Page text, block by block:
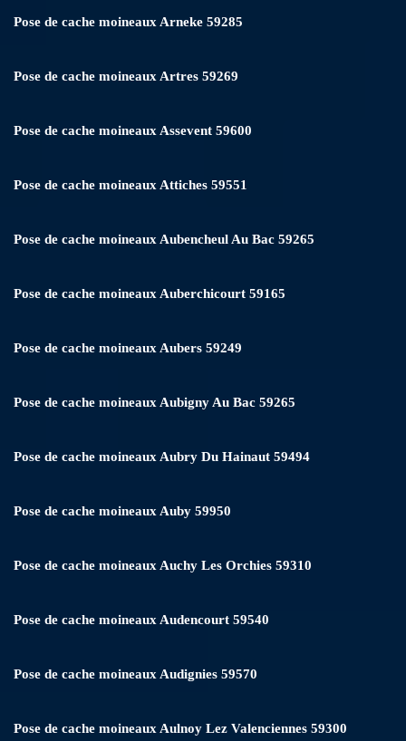
Pose de cache moineaux Arneke 59285
Pose de cache moineaux Artres 59269
Pose de cache moineaux Assevent 59600
Pose de cache moineaux Attiches 59551
Pose de cache moineaux Aubencheul Au Bac 59265
Pose de cache moineaux Auberchicourt 59165
Pose de cache moineaux Aubers 59249
Pose de cache moineaux Aubigny Au Bac 59265
Pose de cache moineaux Aubry Du Hainaut 59494
Pose de cache moineaux Auby 59950
Pose de cache moineaux Auchy Les Orchies 59310
Pose de cache moineaux Audencourt 59540
Pose de cache moineaux Audignies 59570
Pose de cache moineaux Aulnoy Lez Valenciennes 59300